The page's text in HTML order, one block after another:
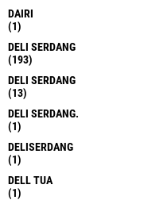
DAIRI
(1)
DELI SERDANG
(193)
DELI SERDANG
(13)
DELI SERDANG.
(1)
DELISERDANG
(1)
DELL TUA
(1)